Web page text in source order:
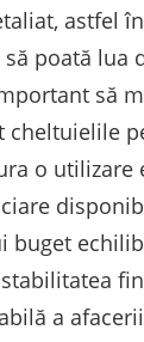
astfel
poată lua
să
cheltuielile
o utilizare
buget
a